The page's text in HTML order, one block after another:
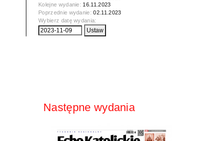
Kolejne wydanie: 16.11.2023
Poprzednie wydanie:02.11.2023
Wybierz datę wydania:
Następne wydania